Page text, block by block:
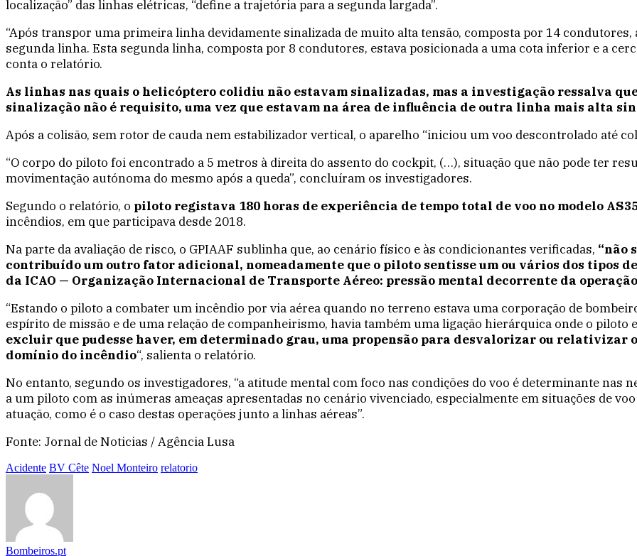
localização” das linhas elétricas, “define a trajetória para a segunda largada”.
“Após transpor uma primeira linha devidamente sinalizada de muito alta tensão, composta por 14
segunda linha. Esta segunda linha, composta por 8 condutores, estava posicionada a uma cota inferior e a
conta o relatório.
As linhas nas quais o helicóptero colidiu não estavam sinalizadas, mas a investigação ressalva
sinalização não é requisito, uma vez que estavam na área de influência de outra linha mais alta
Após a colisão, sem rotor de cauda nem estabilizador vertical, o aparelho “iniciou um voo descontrolado até
“O corpo do piloto foi encontrado a 5 metros à direita do assento do cockpit, (…), situação que não pode ter
movimentação autónoma do mesmo após a queda”, concluíram os investigadores.
Segundo o relatório, o piloto registava 180 horas de experiência de tempo total de voo no modelo
incêndios, em que participava desde 2018.
Na parte da avaliação de risco, o GPIAAF sublinha que, ao cenário físico e às condicionantes verificadas, “não
contribuído um outro fator adicional, nomeadamente que o piloto sentisse um ou vários dos tipos
da ICAO — Organização Internacional de Transporte Aéreo: pressão mental decorrente da
“Estando o piloto a combater um incêndio por via aérea quando no terreno estava uma corporação de
espírito de missão e de uma relação de companheirismo, havia também uma ligação hierárquica onde o piloto
excluir que pudesse haver, em determinado grau, uma propensão para desvalorizar ou relativizar
domínio do incêndio“, salienta o relatório.
No entanto, segundo os investigadores, “a atitude mental com foco nas condições do voo é determinante nas
a um piloto com as inúmeras ameaças apresentadas no cenário vivenciado, especialmente em situações de
atuação, como é o caso destas operações junto a linhas aéreas”.
Fonte: Jornal de Noticias / Agência Lusa
Acidente BV Cête Noel Monteiro relatorio
Bombeiros.pt